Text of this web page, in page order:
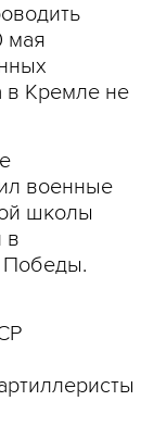
мая
в Кремле не
военные
школы
в
Победы.